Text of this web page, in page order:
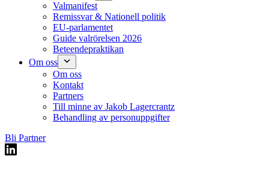
Valmanifest
Remissvar & Nationell politik
EU-parlamentet
Guide valrörelsen 2026
Beteendepraktikan
Om oss
Om oss
Kontakt
Partners
Till minne av Jakob Lagercrantz
Behandling av personuppgifter
Bli Partner